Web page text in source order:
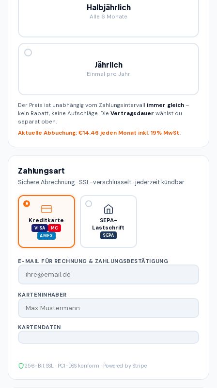
Halbjährlich
Alle 6 Monate
Jährlich
Einmal pro Jahr
Der Preis ist unabhängig vom Zahlungsintervall immer gleich –
kein Rabatt, keine Aufschläge. Die Vertragsdauer wählst du
separat oben.
Aktuelle Abbuchung: €14.46 jeden Monat inkl. 19% MwSt.
Zahlungsart
Sichere Abrechnung · SSL-verschlüsselt · jederzeit kündbar
Kreditkarte
VISA
MC
AMEX
SEPA-
Lastschrift
SEPA
E-MAIL FÜR RECHNUNG & ZAHLUNGSBESTÄTIGUNG
KARTENINHABER
KARTENDATEN
256-Bit SSL · PCI-DSS konform · Powered by Stripe